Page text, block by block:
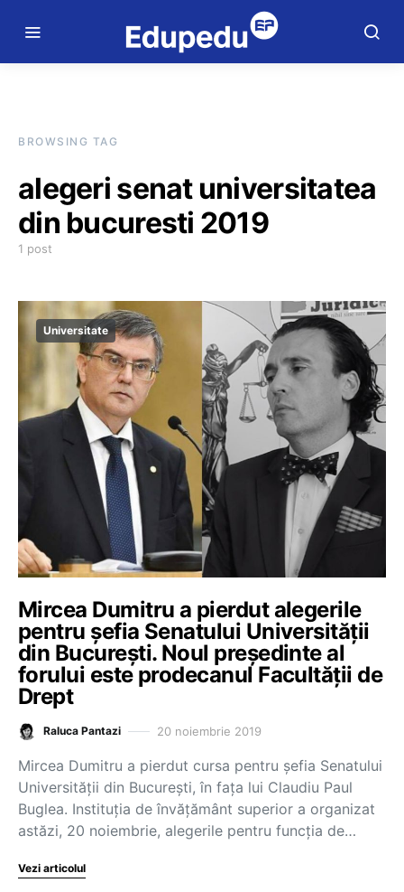
BROWSING TAG
alegeri senat universitatea
din bucuresti 2019
1 post
Universitate
Mircea Dumitru a pierdut alegerile
pentru șefia Senatului Universității
din București. Noul președinte al
forului este prodecanul Facultății de
Drept
Raluca Pantazi 20 noiembrie 2019
Mircea Dumitru a pierdut cursa pentru șefia Senatului
Universității din București, în fața lui Claudiu Paul
Buglea. Instituția de învățământ superior a organizat
astăzi, 20 noiembrie, alegerile pentru funcția de…
Vezi articolul